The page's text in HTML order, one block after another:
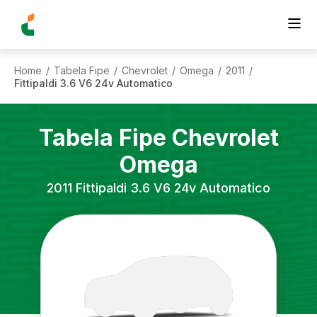
Home / Tabela Fipe / Chevrolet / Omega / 2011 /
Fittipaldi 3.6 V6 24v Automatico
Tabela Fipe Chevrolet
Omega
2011 Fittipaldi 3.6 V6 24v Automatico